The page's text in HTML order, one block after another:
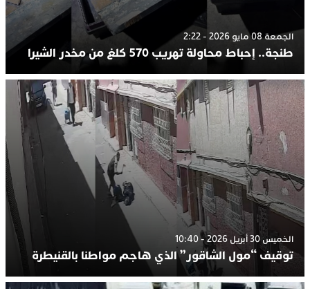
الجمعة 08 مايو 2026 - 2:22
طنجة.. إحباط محاولة تهريب 570 كلغ من مخدر الشيرا
الخميس 30 أبريل 2026 - 10:40
توقيف “مول الشاقور” الذي هاجم مواطنا بالقنيطرة